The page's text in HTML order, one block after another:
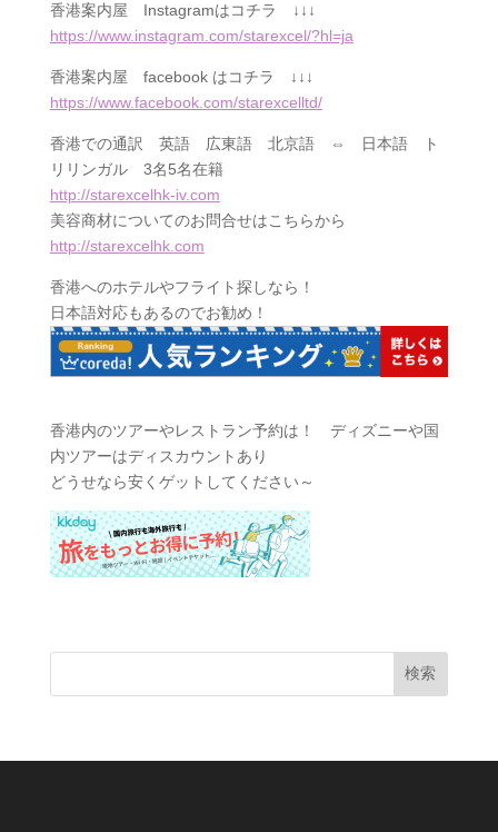
香港案内屋 Instagramはコチラ ↓↓↓
https://www.instagram.com/starexcel/?hl=ja
香港案内屋 facebookはコチラ ↓↓↓
https://www.facebook.com/starexcelltd/
香港での通訳 英語 広東語 北京語 ⇔ 日本語 ト
リリンガル 3名5名在籍
http://starexcelhk-iv.com
美容商材についてのお問合せはこちらから
http://starexcelhk.com
香港へのホテルやフライト探しなら！
日本語対応もあるのでお勧め！
香港内のツアーやレストラン予約は！ ディズニーや国
内ツアーはディスカウントあり
どうせなら安くゲットしてください～
検索